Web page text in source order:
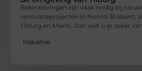
Betonboringen zijn vaak nodig bij
renovatieprojecten in Noord-Brabant,
Tilburg en Mierlo. Dan wilt u er zeker
Industrie